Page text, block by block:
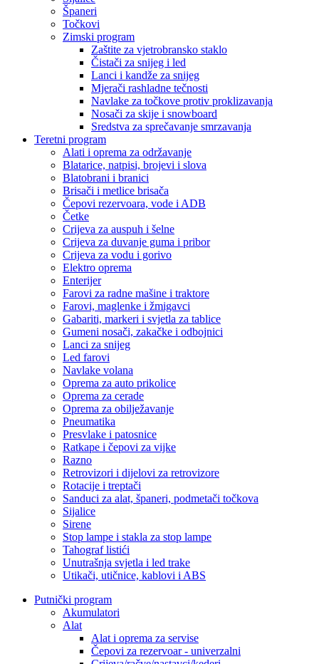
Španeri
Točkovi
Zimski program
Zaštite za vjetrobransko staklo
Čistači za snijeg i led
Lanci i kandže za snijeg
Mjerači rashladne tečnosti
Navlake za točkove protiv proklizavanja
Nosači za skije i snowboard
Sredstva za sprečavanje smrzavanja
Teretni program
Alati i oprema za održavanje
Blatarice, natpisi, brojevi i slova
Blatobrani i branici
Brisači i metlice brisača
Čepovi rezervoara, vode i ADB
Četke
Crijeva za auspuh i šelne
Crijeva za duvanje guma i pribor
Crijeva za vodu i gorivo
Elektro oprema
Enterijer
Farovi za radne mašine i traktore
Farovi, maglenke i žmigavci
Gabariti, markeri i svjetla za tablice
Gumeni nosači, zakačke i odbojnici
Lanci za snijeg
Led farovi
Navlake volana
Oprema za auto prikolice
Oprema za cerade
Oprema za obilježavanje
Pneumatika
Presvlake i patosnice
Ratkape i čepovi za vijke
Razno
Retrovizori i dijelovi za retrovizore
Rotacije i treptači
Sanduci za alat, španeri, podmetači točkova
Sijalice
Sirene
Stop lampe i stakla za stop lampe
Tahograf listići
Unutrašnja svjetla i led trake
Utikači, utičnice, kablovi i ABS
Putnički program
Akumulatori
Alat
Alat i oprema za servise
Čepovi za rezervoar - univerzalni